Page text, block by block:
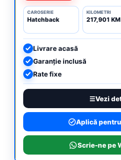
CAROSERIE
Hatchback
KILOMETRI
217,901 KM
Livrare acasă
Garanție inclusă
Rate fixe
Vezi
Aplică
Scrie-ne pe